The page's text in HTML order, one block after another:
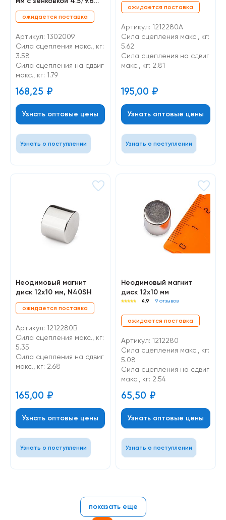
мм, N35
ожидается поставка
Артикул: 1302009
Сила сцепления макс., кг:
3.58
Cила сцепления на сдвиг
макс., кг: 1.79
168,25 ₽
Узнать оптовые цены
Узнать о поступлении
ожидается поставка
Артикул: 1212280А
Сила сцепления макс., кг:
5.62
Cила сцепления на сдвиг
макс., кг: 2.81
195,00 ₽
Узнать оптовые цены
Узнать о поступлении
Неодимовый магнит
диск 12х10 мм, N40SH
ожидается поставка
Артикул: 1212280B
Сила сцепления макс., кг:
5.35
Cила сцепления на сдвиг
макс., кг: 2.68
165,00 ₽
Узнать оптовые цены
Узнать о поступлении
Неодимовый магнит
диск 12х10 мм
4.9 9 отзывов
ожидается поставка
Артикул: 1212280
Сила сцепления макс., кг:
5.08
Cила сцепления на сдвиг
макс., кг: 2.54
65,50 ₽
Узнать оптовые цены
Узнать о поступлении
показать еще